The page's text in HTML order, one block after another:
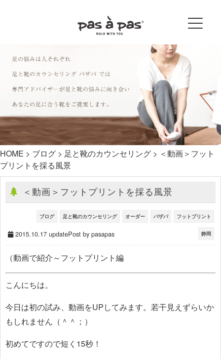
HOME > ブログ > 足と靴のカウンセリング > ＜動画＞フット
プリントを採る風景
＜動画＞フットプリントを採る風景
ブログ 足と靴のカウンセリング オーダー パザパ フットプリント
静岡
2015.10.17 updatePost by pasapas
（動画で紹介～フットプリント編
こんにちは。
今日は初の試み、動画をUPしてみます。若干見えずらいか
もしれません（＾＾；）
初めてですので短く15秒！